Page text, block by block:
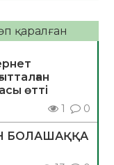
қаралған
өтті
1 0
БОЛАШАҚҚА